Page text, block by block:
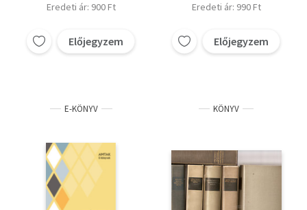
Eredeti ár: 900 Ft
Előjegyzem
Eredeti ár: 990 Ft
Előjegyzem
E-KÖNYV KÖNYV